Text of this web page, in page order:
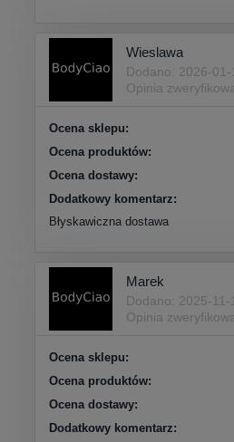
Wieslawa
Dodano: 2026-01-
Opinia
Ocena sklepu:
Ocena produktów:
Ocena dostawy:
Dodatkowy komentarz:
Błyskawiczna dostawa
Marek
Dodano: 2025-11-
Opinia
Ocena sklepu:
Ocena produktów:
Ocena dostawy:
Dodatkowy komentarz: